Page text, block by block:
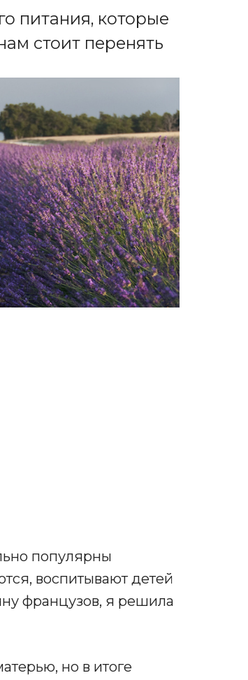
питания, которые
стоит перенять
популярны
воспитывают детей
французов, я решила
но в итоге